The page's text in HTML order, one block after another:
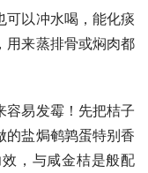
可以冲水喝，能化痰
用来蒸排骨或焖肉都
容易发霉！先把桔子
的盐焗鹌鹑蛋特别香
，与咸金桔是般配